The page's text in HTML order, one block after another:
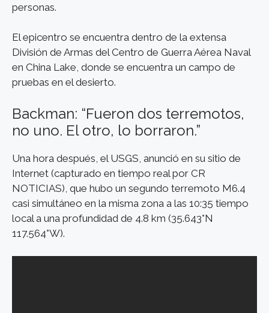
personas.
El epicentro se encuentra dentro de la extensa
División de Armas del Centro de Guerra Aérea Naval
en China Lake, donde se encuentra un campo de
pruebas en el desierto.
Backman: “Fueron dos terremotos,
no uno. El otro, lo borraron.”
Una hora después, el USGS, anunció en su sitio de
Internet (capturado en tiempo real por CR
NOTICIAS), que hubo un segundo terremoto M6.4
casi simultáneo en la misma zona a las 10:35 tiempo
local a una profundidad de 4.8 km (35.643°N
117.564°W).